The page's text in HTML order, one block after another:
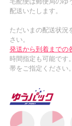
配送いたします。
ただいまの配送状況
さい。
発送から到着までの
時間指定も可能です
帯をご指定ください。